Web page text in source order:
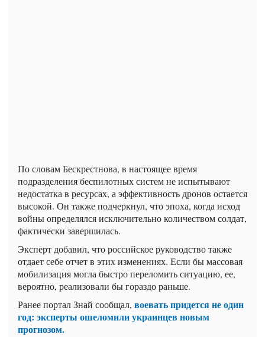
По словам Бескрестнова, в настоящее время
подразделения беспилотных систем не испытывают
недостатка в ресурсах, а эффективность дронов остается
высокой. Он также подчеркнул, что эпоха, когда исход
войны определялся исключительно количеством солдат,
фактически завершилась.
Эксперт добавил, что российское руководство также
отдает себе отчет в этих изменениях. Если бы массовая
мобилизация могла быстро переломить ситуацию, ее,
вероятно, реализовали бы гораздо раньше.
Ранее портал Знай сообщал, воевать придется не один
год: эксперты ошеломили украинцев новым
прогнозом.